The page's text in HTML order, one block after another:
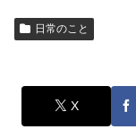
日常のこと
X